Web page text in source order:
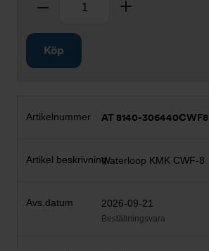
Ta bort
Köp
AT 8140-306440CWF8
Waterloop KMK CWF-8
2026-09-21
Beställningsvara